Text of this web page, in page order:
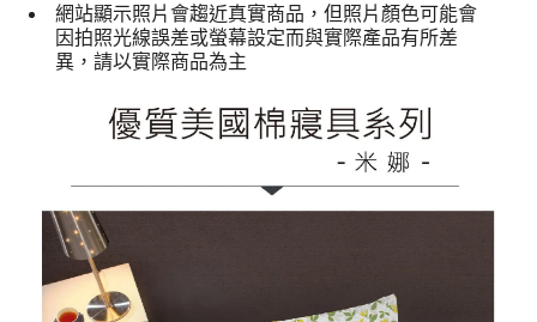
網站顯示照片會趨近真實商品，但照片顏色可能會
因拍照光線誤差或螢幕設定而與實際產品有所差
異，請以實際商品為主 ​